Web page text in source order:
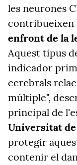
les neurones
contribueixen
enfront de la
Aquest tipus
indicador
cerebrals
múltiple",
principal de
Universitat
protegir
contenir el